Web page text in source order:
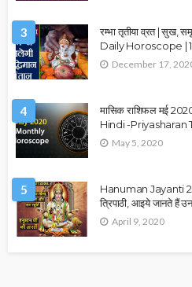
3
रम्भा तृतीया व्रत | सुख,
Daily Horoscope |
December 17,
4
मासिक राशिफल मई
Hindi -Priyasharan
May 5, 2020
5
Hanuman Jayanti
त्रिपाठी, आइये जानते हैं
April 9, 2020